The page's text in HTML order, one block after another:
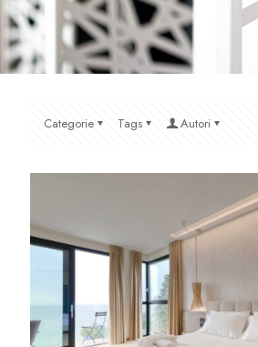
Categorie Tags Autori